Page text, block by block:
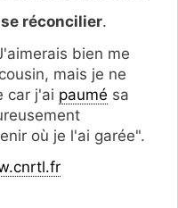
se réconcilier.
bien me
mais je ne
car j'ai paumé sa
où je l'ai garée".